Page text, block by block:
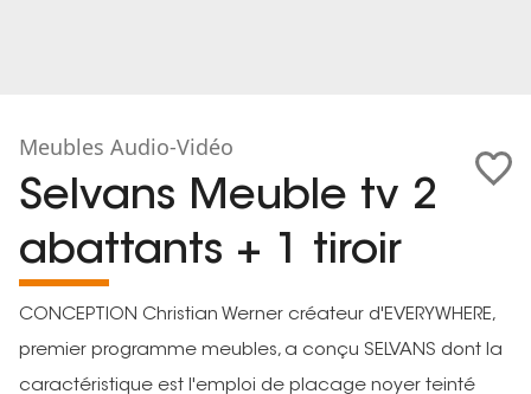
Meubles Audio-Vidéo
Selvans Meuble tv 2
abattants + 1 tiroir
CONCEPTION Christian Werner créateur d'EVERYWHERE,
premier programme meubles, a conçu SELVANS dont la
caractéristique est l'emploi de placage noyer teinté